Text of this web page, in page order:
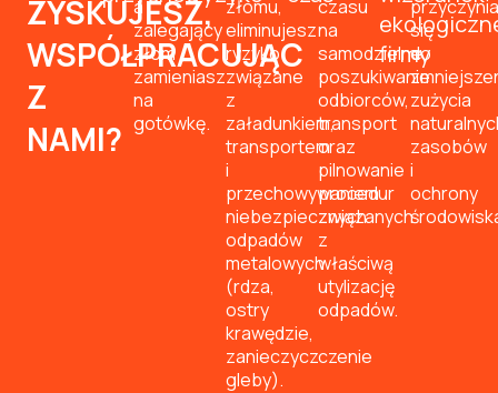
ZYSKUJESZ,
WSPÓŁPRACUJĄC
Z
NAMI?
a
zalegający
złom
zamieniasz
na
gotówkę.
złomu,
eliminujesz
ryzyko
związane
z
załadunkiem,
transportem
i
przechowywaniem
niebezpiecznych
odpadów
metalowych
(rdza,
ostry
krawędzie,
zanieczyczczenie
gleby).
czasu
na
samodzielne
poszukiwanie
odbiorców,
transport
oraz
pilnowanie
procedur
związanych
z
właściwą
utylizację
odpadów.
firmy
przyczynia
się
do
zużycia
zasobów
i
ochrony